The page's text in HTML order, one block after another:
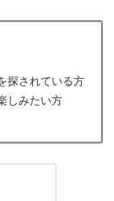
探されている方
しみたい方